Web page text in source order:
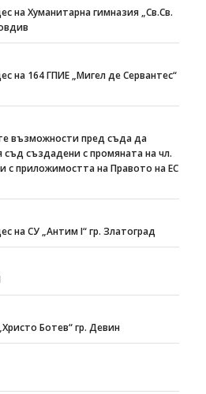
на Хуманитарна гимназия „Св.Св.
на 164 ГПИЕ „Мигел де Сервантес“
възможности пред съда да
съд създадени с промяната на чл.
с приложимостта на Правото на ЕС
на СУ „Антим I“ гр. Златоград
Ботев“ гр. Девин